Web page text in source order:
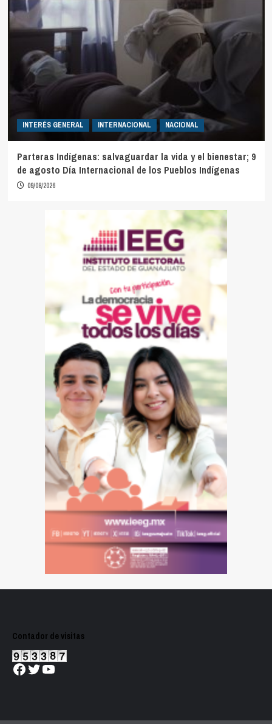
INTERÉS GENERAL INTERNACIONAL NACIONAL
Parteras Indígenas: salvaguardar la vida y el bienestar; 9
de agosto Día Internacional de los Pueblos Indígenas
09/08/2026
Contador de visitas
Facebook
Twitter
YouTube